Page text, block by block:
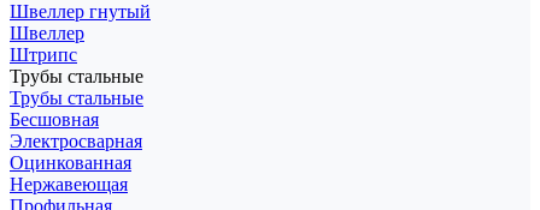
Швеллер гнутый
Швеллер
Штрипс
Трубы стальные
Трубы стальные
Бесшовная
Электросварная
Оцинкованная
Нержавеющая
Профильная